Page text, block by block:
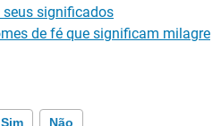
seus significados
de fé que significam milagre
Sim Não